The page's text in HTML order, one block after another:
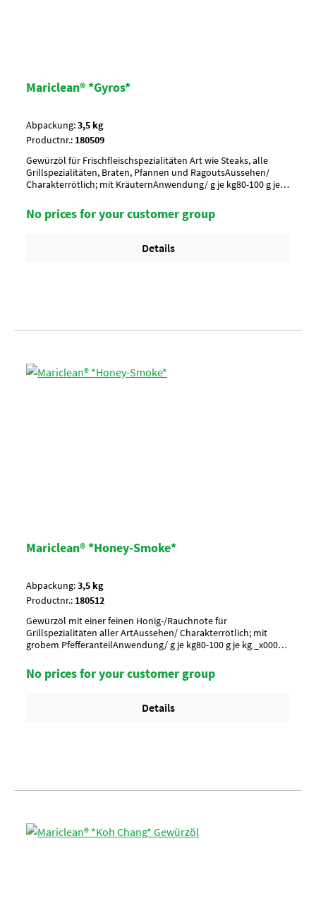
Mariclean® *Gyros*
Abpackung:3,5 kg
Productnr.: 180509
Gewürzöl für Frischfleischspezialitäten Art wie Steaks, alle
Grillspezialitäten, Braten, Pfannen und RagoutsAussehen/
Charakterrötlich; mit KräuternAnwendung/ g je kg80-100 g je
3,5 kg per Lage/ 6 Lagen per Palette = 108 EimerArtikel-
StatusHalal geeignet
No prices for your customer group
Details
Mariclean® *Honey-Smoke*
Abpackung:3,5 kg
Productnr.: 180512
Gewürzöl mit einer feinen Honig-/Rauchnote für
Grillspezialitäten aller ArtAussehen/ Charakterrötlich; mit
grobem PfefferanteilAnwendung/ g je kg80-100 g je kg _x000D_
Lage/ 6 Lagen per Palette = 108 EimerArtikel-StatusHalal
zertifiziert
No prices for your customer group
Details